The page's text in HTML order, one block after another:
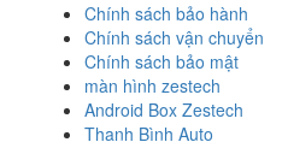
Chính sách bảo hành
Chính sách vận chuyển
Chính sách bảo mật
màn hình zestech
Android Box Zestech
Thanh Bình Auto